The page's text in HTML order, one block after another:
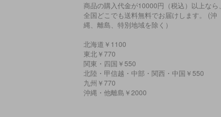
商品の購入代金が10000円（税込）以上なら、
全国どこでも送料無料でお届けします。 (沖
縄、離島、特別地域を除く）
北海道￥1100
東北￥770
関東・四国￥550
北陸・甲信越・中部・関西・中国￥550
九州￥770
沖縄・他離島￥2000